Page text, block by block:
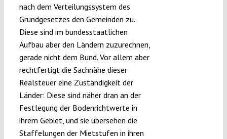
nach dem Verteilungssystem des
Grundgesetzes den Gemeinden zu.
Diese sind im bundesstaatlichen
Aufbau aber den Ländern zuzurechnen,
gerade nicht dem Bund. Vor allem aber
rechtfertigt die Sachnähe dieser
Realsteuer eine Zuständigkeit der
Länder: Diese sind näher dran an der
Festlegung der Bodenrichtwerte in
ihrem Gebiet, und sie übersehen die
Staffelungen der Mietstufen in ihren